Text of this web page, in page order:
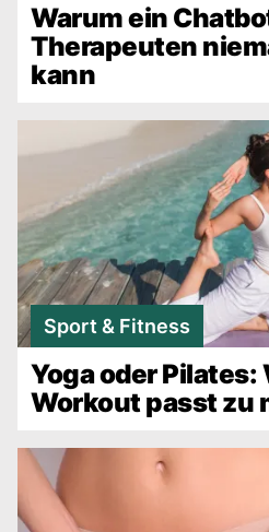
Warum ein
Therapeuten
kann
Sport & Fitness
Yoga oder Pilates:
Workout passt zu